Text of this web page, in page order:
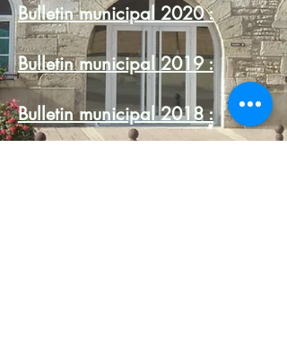
Bulletin municipal 2020 :
Bulletin municipal 2019 :
Bulletin municipal 2018 :